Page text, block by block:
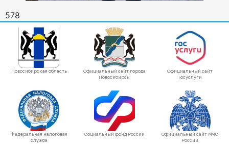
578
Новосибирская область
Официальный сайт города
Новосибирск
Официальный сайт
Госуслуги
Федеральная налоговая
служба
Социальный фонд России
Официальный сайт МЧС
России